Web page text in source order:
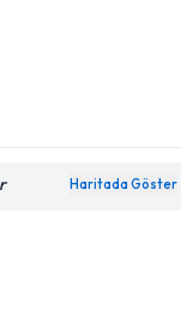
Haritada Göster